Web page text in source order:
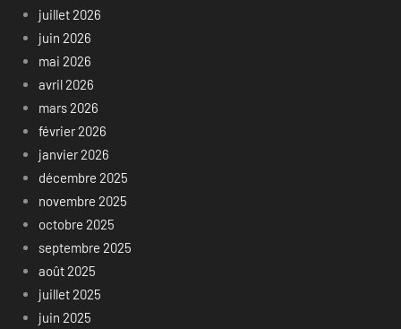
juillet 2026
juin 2026
mai 2026
avril 2026
mars 2026
février 2026
janvier 2026
décembre 2025
novembre 2025
octobre 2025
septembre 2025
août 2025
juillet 2025
juin 2025